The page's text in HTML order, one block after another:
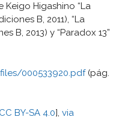
Keigo Higashino “La
B, 2011), “La
B, 2013) y “Paradox 13”
000533920.pdf(pág.
CC BY-SA 4.0], via